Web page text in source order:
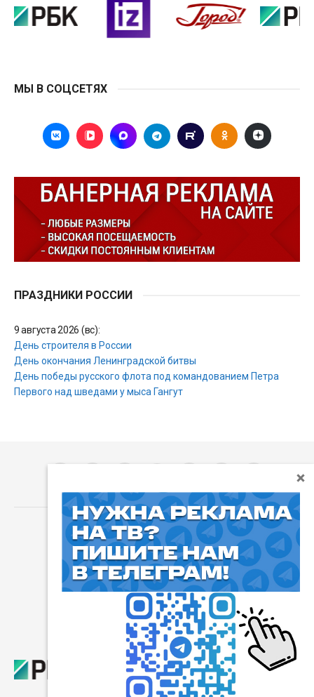
МЫ В СОЦСЕТЯХ
ПРАЗДНИКИ РОССИИ
9 августа 2026 (вс):
День строителя в России
День окончания Ленинградской битвы
День победы русского флота под командованием Петра
Первого над шведами у мыса Гангут